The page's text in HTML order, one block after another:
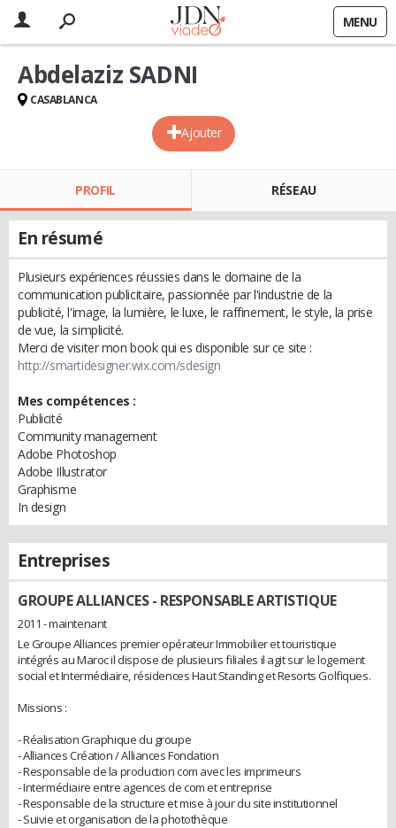
MENU
Ajouter
Abdelaziz SADNI
CASABLANCA
PROFIL RÉSEAU
En résumé
Plusieurs expériences réussies dans le domaine de la
communication publicitaire, passionnée par l'industrie de la
publicité, l'image, la lumière, le luxe, le raffinement, le style, la prise
de vue, la simplicité.
Merci de visiter mon book qui es disponible sur ce site :
http://smartidesigner.wix.com/sdesign
Mes compétences :
Publicité
Community management
Adobe Photoshop
Adobe Illustrator
Graphisme
In design
Entreprises
GROUPE ALLIANCES- RESPONSABLE ARTISTIQUE
2011 - maintenant
Le Groupe Alliances premier opérateur Immobilier et touristique
intégrés au Maroc il dispose de plusieurs filiales il agit sur le logement
social et Intermédiaire, résidences Haut Standing et Resorts Golfiques.
Missions :
- Réalisation Graphique du groupe
- Alliances Création / Alliances Fondation
- Responsable de la production com avec les imprimeurs
- Intermédiaire entre agences de com et entreprise
- Responsable de la structure et mise à jour du site institutionnel
- Suivie et organisation de la photothèque